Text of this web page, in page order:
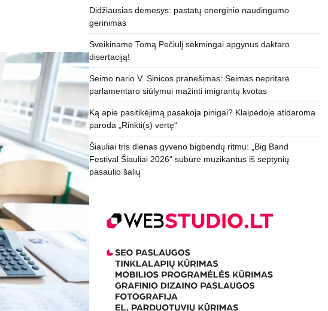
Didžiausias dėmesys: pastatų energinio naudingumo
gerinimas
Sveikiname Tomą Pečiulį sėkmingai apgynus daktaro
disertaciją!
Seimo nario V. Sinicos pranešimas: Seimas nepritarė
parlamentaro siūlymui mažinti imigrantų kvotas
Ką apie pasitikėjimą pasakoja pinigai? Klaipėdoje atidaroma
paroda „Rinkti(s) vertę“
Šiauliai tris dienas gyveno bigbendų ritmu: „Big Band
Festival Šiauliai 2026“ subūrė muzikantus iš septynių
pasaulio šalių